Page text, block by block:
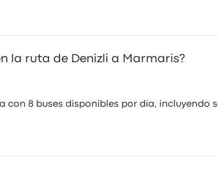
la ruta de Denizli a Marmaris?
con 8 buses disponibles por día, incluyendo